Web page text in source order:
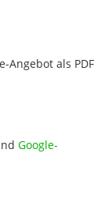
Angebot als PDF
Google-